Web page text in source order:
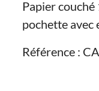
Papier
pochette avec
Référence :